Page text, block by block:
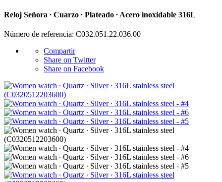
Reloj Señora ∙ Cuarzo ∙ Plateado ∙ Acero inoxidable 316L
Número de referencia: C032.051.22.036.00
Compartir
Share on Twitter
Share on Facebook